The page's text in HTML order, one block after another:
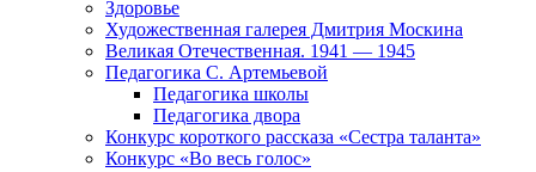
Здоровье
Художественная галерея Дмитрия Москина
Великая Отечественная. 1941 — 1945
Педагогика С. Артемьевой
Педагогика школы
Педагогика двора
Конкурс короткого рассказа «Сестра таланта»
Конкурс «Во весь голос»